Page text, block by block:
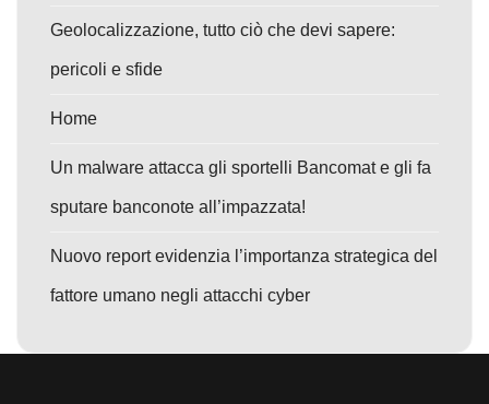
Geolocalizzazione, tutto ciò che devi sapere:
pericoli e sfide
Home
Un malware attacca gli sportelli Bancomat e gli fa
sputare banconote all’impazzata!
Nuovo report evidenzia l’importanza strategica del
fattore umano negli attacchi cyber